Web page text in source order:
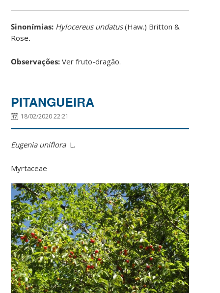
Sinonímias: Hylocereus undatus(Haw.) Britton &
Rose.
Observações: Ver fruto-dragão.
PITANGUEIRA
18/02/2020 22:21
Eugenia unifloraL.
Myrtaceae